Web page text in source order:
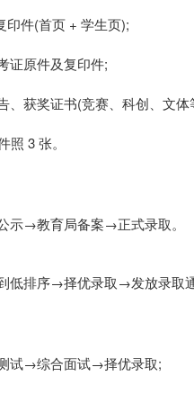
印件(首页 + 学生页);
证原件及复印件;
、获奖证书(竞赛、科创、文体
照 3 张。
示→教育局备案→正式录取。
低排序→择优录取→发放录取通
试→综合面试→择优录取;